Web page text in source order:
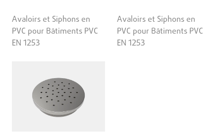
Avaloirs et Siphons en
PVC pour Bâtiments PVC
EN 1253
Avaloirs et Siphons en
PVC pour Bâtiments PVC
EN 1253